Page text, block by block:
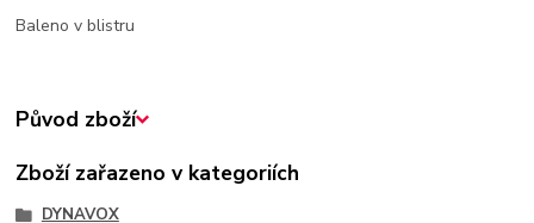
Baleno v blistru
Původ zboží
Zboží zařazeno v kategoriích
DYNAVOX